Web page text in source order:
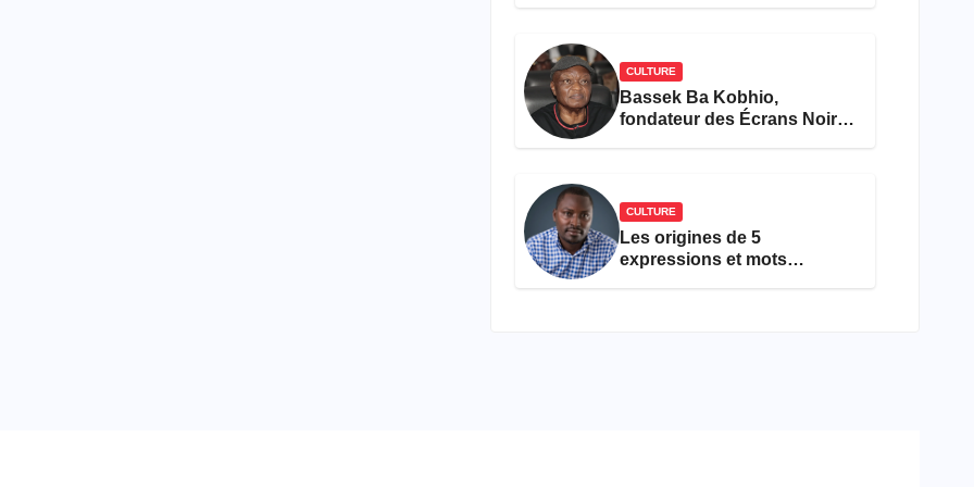
CULTURE
Bassek Ba Kobhio,
fondateur des Écrans Noirs,
CULTURE
Les origines de 5
expressions et mots